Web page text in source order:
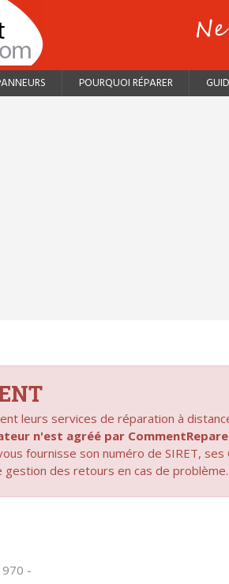
POURQUOI RÉPARER
leurs services de réparation à
n'est agréé par
fournisse son numéro de SIRET,
des retours en cas de problème.
-